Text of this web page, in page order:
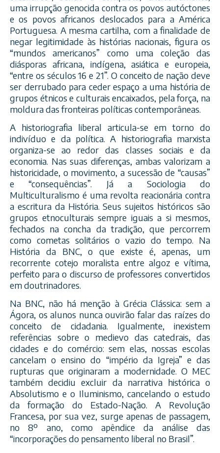
uma irrupção genocida contra os povos autóctones
e os povos africanos deslocados para a América
Portuguesa. A mesma cartilha, com a finalidade de
negar legitimidade às histórias nacionais, figura os
“mundos americanos” como uma coleção das
diásporas africana, indígena, asiática e europeia,
“entre os séculos 16 e 21”. O conceito de nação deve
ser derrubado para ceder espaço a uma história de
grupos étnicos e culturais encaixados, pela força, na
moldura das fronteiras políticas contemporâneas.
A historiografia liberal articula-se em torno do
indivíduo e da política. A historiografia marxista
organiza-se ao redor das classes sociais e da
economia. Nas suas diferenças, ambas valorizam a
historicidade, o movimento, a sucessão de “causas”
e “consequências”. Já a Sociologia do
Multiculturalismo é uma revolta reacionária contra
a escritura da História. Seus sujeitos históricos são
grupos etnoculturais sempre iguais a si mesmos,
fechados na concha da tradição, que percorrem
como cometas solitários o vazio do tempo. Na
História da BNC, o que existe é, apenas, um
recorrente cotejo moralista entre algoz e vítima,
perfeito para o discurso de professores convertidos
em doutrinadores.
Na BNC, não há menção à Grécia Clássica: sem a
Ágora, os alunos nunca ouvirão falar das raízes do
conceito de cidadania. Igualmente, inexistem
referências sobre o medievo das catedrais, das
cidades e do comércio: sem elas, nossas escolas
cancelam o ensino do “império da Igreja” e das
rupturas que originaram a modernidade. O MEC
também decidiu excluir da narrativa histórica o
Absolutismo e o Iluminismo, cancelando o estudo
da formação do Estado-Nação. A Revolução
Francesa, por sua vez, surge apenas de passagem,
no 8º ano, como apêndice da análise das
“incorporações do pensamento liberal no Brasil”.